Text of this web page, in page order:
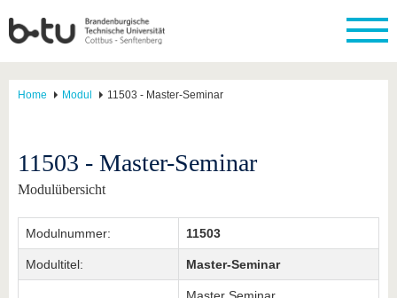
Home Modul 11503 - Master-Seminar
11503 - Master-Seminar
Modulübersicht
Modulnummer: 11503
Modultitel: Master-Seminar